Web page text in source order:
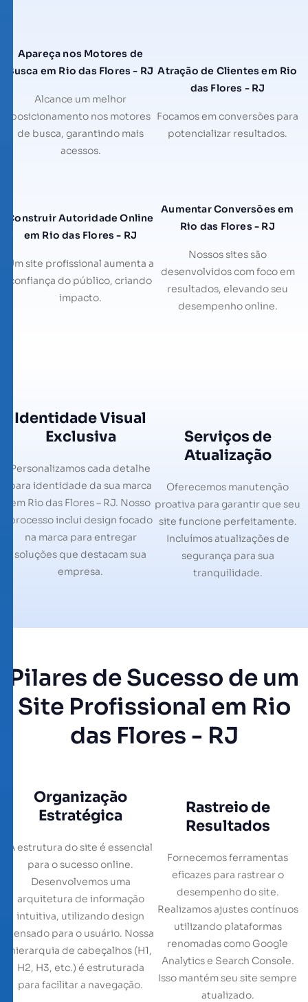
Apareça nos Motores de
Busca em Rio das Flores - RJ
Alcance um melhor
posicionamento nos motores
de busca, garantindo mais
acessos.
Atração de Clientes em Rio
das Flores - RJ
Focamos em conversões para
potencializar resultados.
Construir Autoridade Online
em Rio das Flores - RJ
Um site profissional aumenta a
confiança do público, criando
impacto.
Aumentar Conversões em
Rio das Flores - RJ
Nossos sites são
desenvolvidos com foco em
resultados, elevando seu
desempenho online.
Identidade Visual
Exclusiva
Personalizamos cada detalhe
para identidade da sua marca
em Rio das Flores – RJ. Nosso
processo inclui design focado
na marca para entregar
soluções que destacam sua
empresa.
Serviços de
Atualização
Oferecemos manutenção
proativa para garantir que seu
site funcione perfeitamente.
Incluímos atualizações de
segurança para sua
tranquilidade.
Pilares de Sucesso de um
Site Profissional em Rio
das Flores - RJ
Organização
Estratégica
A estrutura do site é essencial
para o sucesso online.
Desenvolvemos uma
arquitetura de informação
intuitiva, utilizando design
pensado para o usuário. Nossa
hierarquia de cabeçalhos (H1,
H2, H3, etc.) é estruturada
para facilitar a navegação.
Rastreio de
Resultados
Fornecemos ferramentas
eficazes para rastrear o
desempenho do site.
Realizamos ajustes contínuos
utilizando plataformas
renomadas como Google
Analytics e Search Console.
Isso mantém seu site sempre
atualizado.